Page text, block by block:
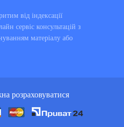
від індексації
сервіс консультацій з
матеріалу або
розраховуватися